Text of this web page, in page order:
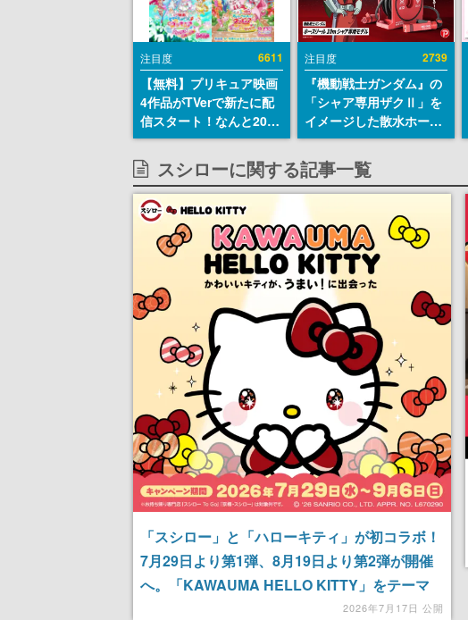
注目度 6611
【無料】プリキュア映画
4作品がTVerで新たに配
信スタート！なんと2018
年～2024年の映画ほぼす
べてが見放題に、ぶっち
ゃけありえないラインナ
ップ
注目度 2739
『機動戦士ガンダム』の
「シャア専用ザクⅡ」を
イメージした散水ホース
リールが予約開始。本体
にはシャアのパーソナル
マークやジオン公国軍の
エンブレム、型式番号な
スシローに関する記事一覧
「スシロー」と「ハローキティ」が初コラボ！
7月29日より第1弾、8月19日より第2弾が開催
へ。「KAWAUMA HELLO KITTY」をテーマ
に、そして「かわいいハローキティが、スシロ
2026年7月17日 公開